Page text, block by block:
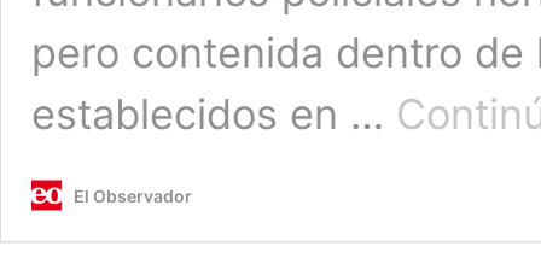
pero contenida dentro
establecidos en …
El Observador